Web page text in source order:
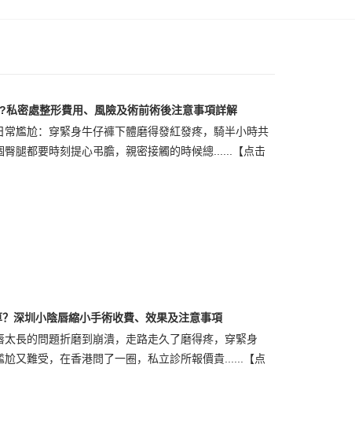
私密處整形費用、風險及術前術後注意事項詳解
尷尬：穿緊身牛仔褲下體磨得發紅發疼，騎半小時共
腿都要時刻提心弔膽，親密接觸的時候總......
【点击
深圳小陰唇縮小手術收費、效果及注意事項
長的問題折磨到崩潰，走路走久了磨得疼，穿緊身
又難受，在香港問了一圈，私立診所報價貴......
【点